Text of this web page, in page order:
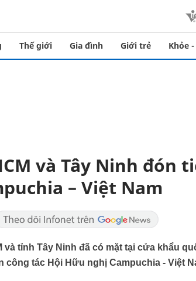
Thế giới Gia đình Giới trẻ Khỏe
và Tây Ninh đón
– Việt Nam
và tỉnh Tây Ninh đã có mặt tại cửa khẩu
công tác Hội Hữu nghị Campuchia - Việt